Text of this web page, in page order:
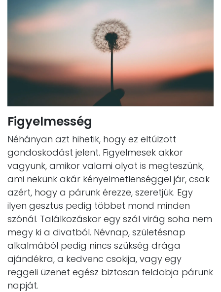
Figyelmesség
Néhányan azt hihetik, hogy ez eltúlzott
gondoskodást jelent. Figyelmesek akkor
vagyunk, amikor valami olyat is megteszünk,
ami nekünk akár kényelmetlenséggel jár, csak
azért, hogy a párunk érezze, szeretjük. Egy
ilyen gesztus pedig többet mond minden
szónál. Találkozáskor egy szál virág soha nem
megy ki a divatból. Névnap, születésnap
alkalmából pedig nincs szükség drága
ajándékra, a kedvenc csokija, vagy egy
reggeli üzenet egész biztosan feldobja párunk
napját.